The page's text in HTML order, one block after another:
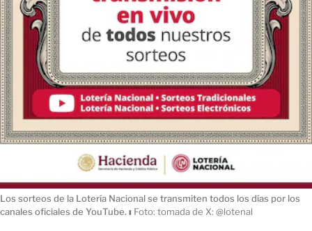
Los sorteos de la Lotería Nacional se transmiten todos los días por los
canales oficiales de YouTube. ı Foto: tomada de X: @lotenal